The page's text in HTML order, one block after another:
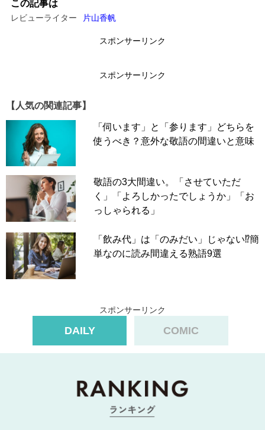
「善哉」にはふた通りの読み方がありますが、本記事でご
紹介する「善哉」は食べ物の名前を示す読み方です。関西
と関東では「善哉」を表す食べ物の形状が異なります。関
西ではつぶしあんの入った汁粉を「善哉」と呼びます。関
東では白玉の餅などの上に濃いあんをかけたものを「善
哉」と呼びます。
正解は……
この記事は
レビューライター 片山香帆
スポンサーリンク
スポンサーリンク
【人気の関連記事】
「伺います」と「参ります」どちらを
使うべき？意外な敬語の間違いと意味
敬語の3大間違い。「させていただ
く」「よろしかったでしょうか」「お
っしゃられる」
「飲み代」は「のみだい」じゃない⁉簡
単なのに読み間違える熟語9選
スポンサーリンク
DAILY COMIC